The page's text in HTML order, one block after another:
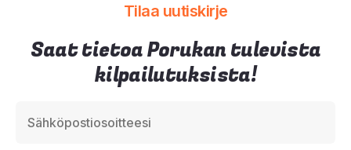
Tilaa uutiskirje
Saat tietoa Porukan tulevista
kilpailutuksista!